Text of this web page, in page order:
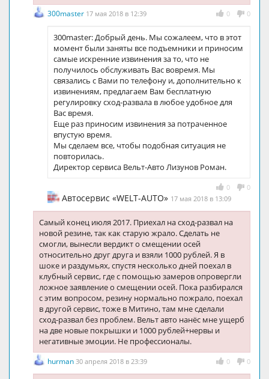
0 0
300master 17 мая 2018 в 12:39
300master: Добрый день. Мы сожалеем, что в этот
момент были заняты все подъемники и приносим
самые искренние извинения за то, что не
получилось обслуживать Вас вовремя. Мы
связались с Вами по телефону и, дополнительно к
извинениям, предлагаем Вам бесплатную
регулировку сход-развала в любое удобное для
Вас время.
Еще раз приносим извинения за потраченное
впустую время.
Мы сделаем все, чтобы подобная ситуация не
повторилась.
Директор сервиса Вельт-Авто Лизунов Роман.
0 0
Автосервис «WELT-AUTO» 17 мая 2018 в 13:09
Самый конец июля 2017. Приехал на сход-развал на
новой резине, так как старую жрало. Сделать не
смогли, вынесли вердикт о смещении осей
относительно друг друга и взяли 1000 рублей. Я в
шоке и раздумьях, спустя несколько дней поехал в
клубный сервис, где с помощью замеров опровергли
ложное заявление о смещении осей. Пока разбирался
с этим вопросом, резину нормально пожрало, поехал
в другой сервис, тоже в Митино, там мне сделали
сход-развал без проблем. Вельт авто нанёс мне ущерб
на две новые покрышки и 1000 рублей+нервы и
негативные эмоции. Не профессионалы.
0 0
hurman 30 апреля 2018 в 23:39